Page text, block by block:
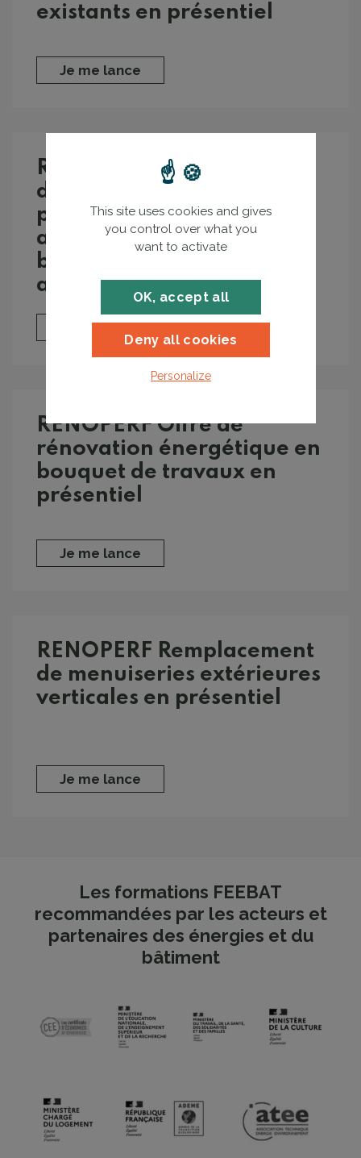
existants en présentiel
Je me lance
RENOPERF Mise en œuvre
d’émetteurs électriques
performants et régulation
associée dans des
bâtiments existants - En
autonomie
Je me lance
RENOPERF Offre de
rénovation énergétique en
bouquet de travaux en
présentiel
Je me lance
RENOPERF Remplacement
de menuiseries extérieures
verticales en présentiel
Je me lance
Les formations FEEBAT
recommandées par les acteurs et
partenaires des énergies et du
bâtiment
This site uses cookies and gives
you control over what you
want to activate
OK, accept all
Deny all cookies
Personalize